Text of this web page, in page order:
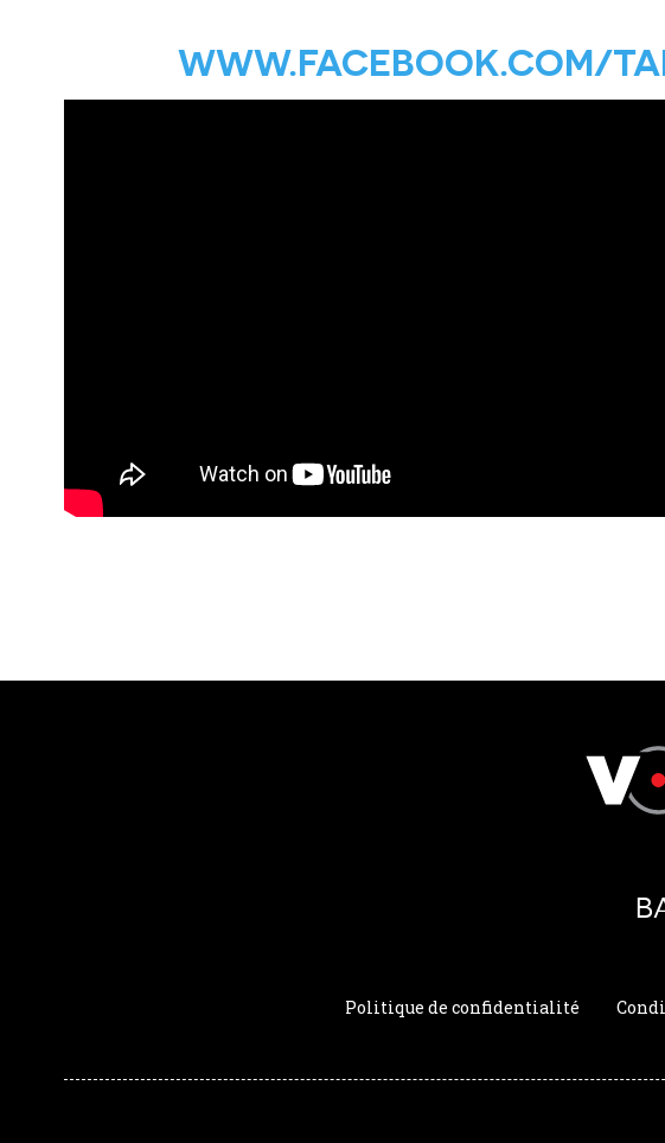
WWW.FACEBOOK.COM/
Politique de confidentialité